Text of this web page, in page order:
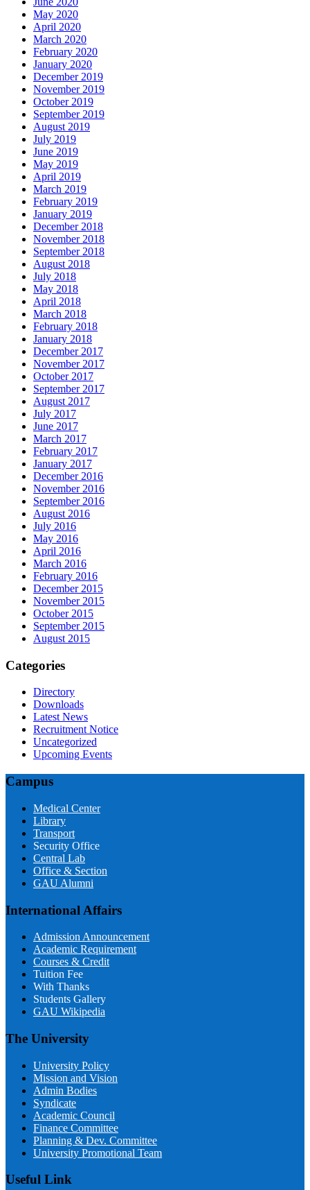
May 2020
April 2020
March 2020
February 2020
January 2020
December 2019
November 2019
October 2019
September 2019
August 2019
July 2019
June 2019
May 2019
April 2019
March 2019
February 2019
January 2019
December 2018
November 2018
September 2018
August 2018
July 2018
May 2018
April 2018
March 2018
February 2018
January 2018
December 2017
November 2017
October 2017
September 2017
August 2017
July 2017
June 2017
March 2017
February 2017
January 2017
December 2016
November 2016
September 2016
August 2016
July 2016
May 2016
April 2016
March 2016
February 2016
December 2015
November 2015
October 2015
September 2015
August 2015
Categories
Directory
Downloads
Latest News
Recruitment Notice
Uncategorized
Upcoming Events
Campus
Medical Center
Library
Transport
Security Office
Central Lab
Office & Section
GAU Alumni
International Affairs
Admission Announcement
Academic Requirement
Courses & Credit
Tuition Fee
With Thanks
Students Gallery
GAU Wikipedia
The University
University Policy
Mission and Vision
Admin Bodies
Syndicate
Academic Council
Finance Committee
Planning & Dev. Committee
University Promotional Team
Useful Link